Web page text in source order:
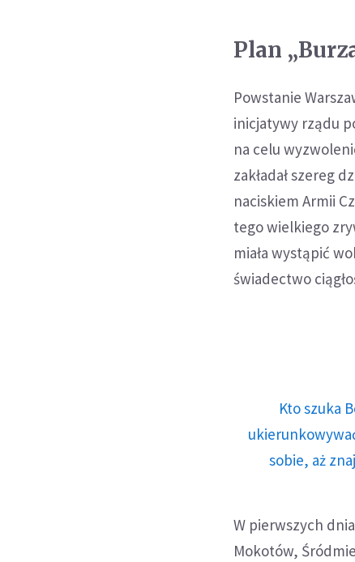
Plan
Powstanie
inicjatywy rządu
na celu
zakładał szereg
naciskiem Armii
tego wielkiego
miała wystąpić
świadectwo
Kto szuka
sobie, aż
W pierwszych
Mokotów,